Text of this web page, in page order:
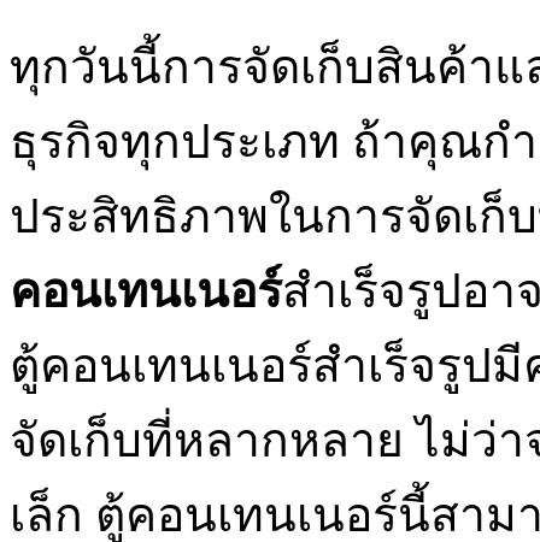
ทุกวันนี้การจัดเก็บสินค้า
ธุรกิจทุกประเภท ถ้าคุณก
ประสิทธิภาพในการจัดเ
คอนเทนเนอร์สำเร็จรูปอ
ตู้คอนเทนเนอร์สำเร็จรูป
จัดเก็บที่หลากหลาย ไม่ว่
เล็ก ตู้คอนเทนเนอร์นี้สา